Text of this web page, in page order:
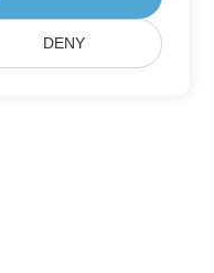
DENY